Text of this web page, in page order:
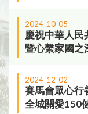
2024-10-05
慶祝中華人民
暨心繫家國之
2024-12-02
賽馬會眾心
全城關愛150